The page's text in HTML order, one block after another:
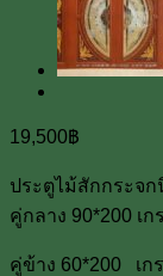
19,500฿
ประตูไม้สักกระจก
คู่กลาง 90*200 เ
คู่ข้าง 60*200 เก